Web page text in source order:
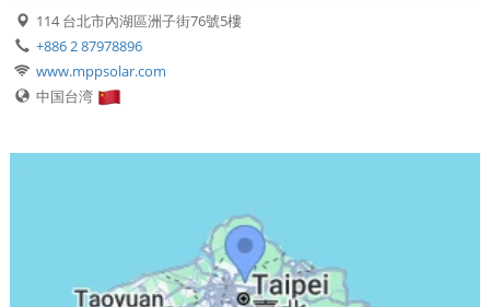
114 台北市內湖區洲子街76號5樓
+886 2 87978896
www.mppsolar.com
中国台湾